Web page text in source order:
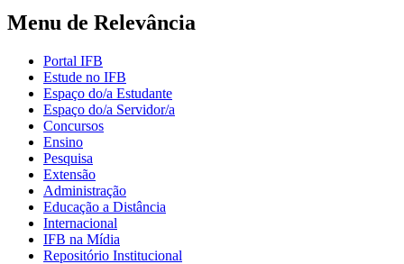
Menu de Relevância
Portal IFB
Estude no IFB
Espaço do/a Estudante
Espaço do/a Servidor/a
Concursos
Ensino
Pesquisa
Extensão
Administração
Educação a Distância
Internacional
IFB na Mídia
Repositório Institucional